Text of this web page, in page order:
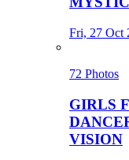
Fri, 27 Oct
72 Photos
GIRLS
VISION